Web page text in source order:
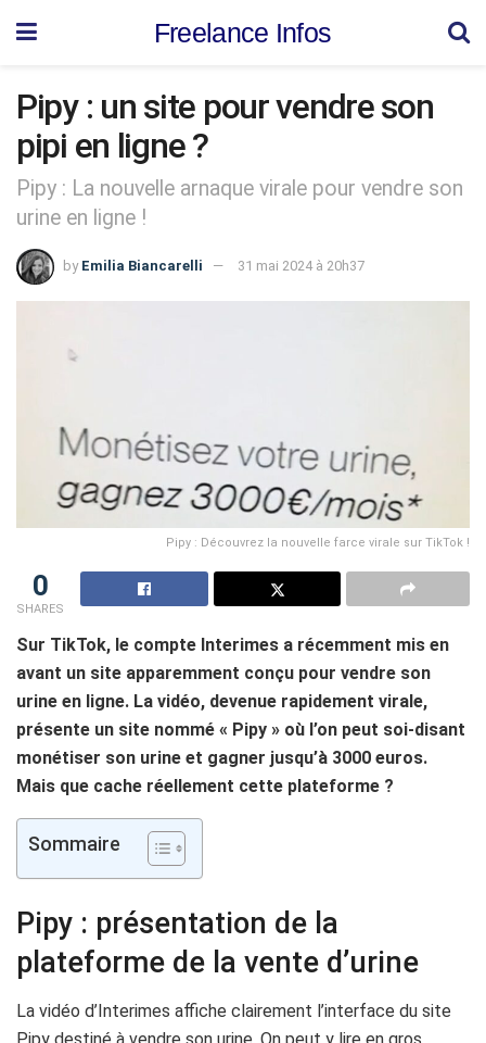
Freelance Infos
Pipy : un site pour vendre son
pipi en ligne ?
Pipy : La nouvelle arnaque virale pour vendre son
urine en ligne !
by Emilia Biancarelli 31 mai 2024 à 20h37
Pipy : Découvrez la nouvelle farce virale sur TikTok !
0
SHARES
Sur TikTok, le compte Interimes a récemment mis en
avant un site apparemment conçu pour vendre son
urine en ligne. La vidéo, devenue rapidement virale,
présente un site nommé « Pipy » où l’on peut soi-disant
monétiser son urine et gagner jusqu’à 3000 euros.
Mais que cache réellement cette plateforme ?
Sommaire
Pipy : présentation de la
plateforme de la vente d’urine
La vidéo d’Interimes affiche clairement l’interface du site
Pipy destiné à vendre son urine. On peut y lire en gros